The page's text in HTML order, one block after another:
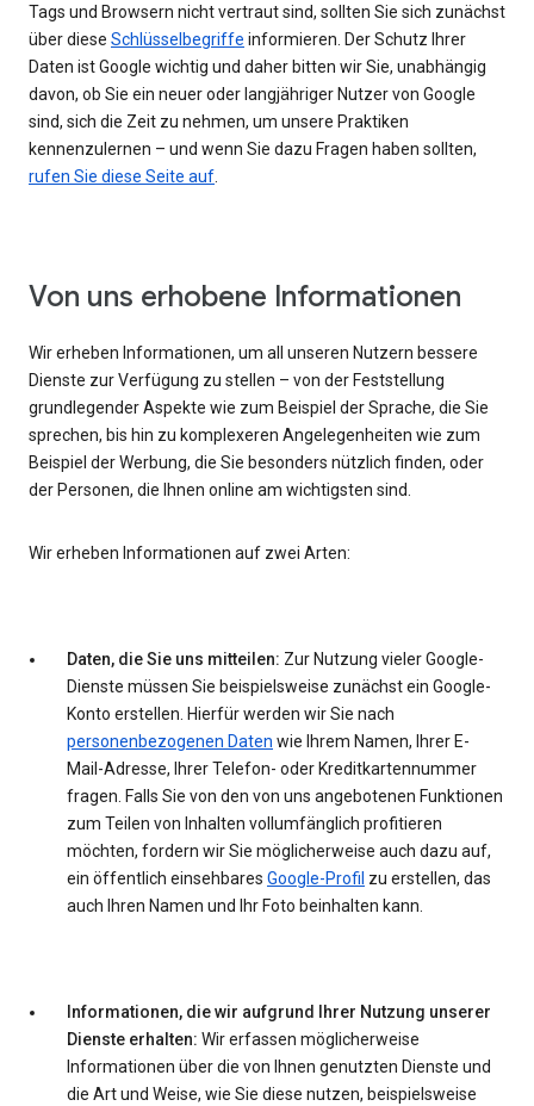
Tags und Browsern nicht vertraut sind, sollten Sie sich zunächst
über diese Schlüsselbegriffe informieren. Der Schutz Ihrer
Daten ist Google wichtig und daher bitten wir Sie, unabhängig
davon, ob Sie ein neuer oder langjähriger Nutzer von Google
sind, sich die Zeit zu nehmen, um unsere Praktiken
kennenzulernen – und wenn Sie dazu Fragen haben sollten,
rufen Sie diese Seite auf.
Von uns erhobene Informationen
Wir erheben Informationen, um all unseren Nutzern bessere
Dienste zur Verfügung zu stellen – von der Feststellung
grundlegender Aspekte wie zum Beispiel der Sprache, die Sie
sprechen, bis hin zu komplexeren Angelegenheiten wie zum
Beispiel der Werbung, die Sie besonders nützlich finden, oder
der Personen, die Ihnen online am wichtigsten sind.
Wir erheben Informationen auf zwei Arten:
Daten, die Sie uns mitteilen: Zur Nutzung vieler Google-
Dienste müssen Sie beispielsweise zunächst ein Google-
Konto erstellen. Hierfür werden wir Sie nach
personenbezogenen Daten wie Ihrem Namen, Ihrer E-
Mail-Adresse, Ihrer Telefon- oder Kreditkartennummer
fragen. Falls Sie von den von uns angebotenen Funktionen
zum Teilen von Inhalten vollumfänglich profitieren
möchten, fordern wir Sie möglicherweise auch dazu auf,
ein öffentlich einsehbares Google-Profil zu erstellen, das
auch Ihren Namen und Ihr Foto beinhalten kann.
Informationen, die wir aufgrund Ihrer Nutzung unserer
Dienste erhalten: Wir erfassen möglicherweise
Informationen über die von Ihnen genutzten Dienste und
die Art und Weise, wie Sie diese nutzen, beispielsweise